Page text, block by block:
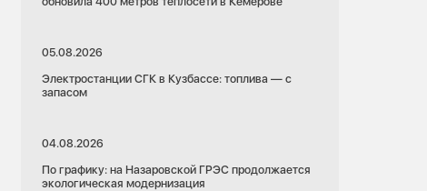
05.08.2026
Электростанции СГК в Кузбассе: топлива — с
запасом
04.08.2026
По графику: на Назаровской ГРЭС продолжается
экологическая модернизация